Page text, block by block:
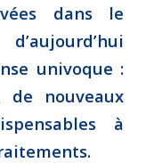
dans le
univoque :
nouveaux
à